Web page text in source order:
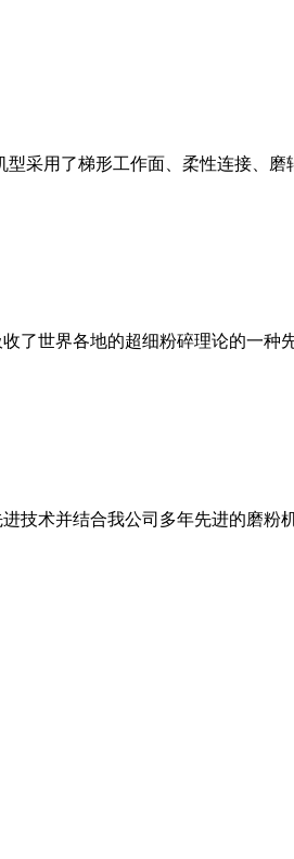
采用了梯形工作面、柔性连接、
了世界各地的超细粉碎理论的一种
技术并结合我公司多年先进的磨粉